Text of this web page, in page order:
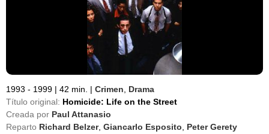
1993 - 1999 | 42 min. | Crimen
Drama
Título original: Homicide: Life on the Street
Creada por Paul Attanasio
Reparto Richard Belzer, Giancarlo Esposito
Peter Gerety